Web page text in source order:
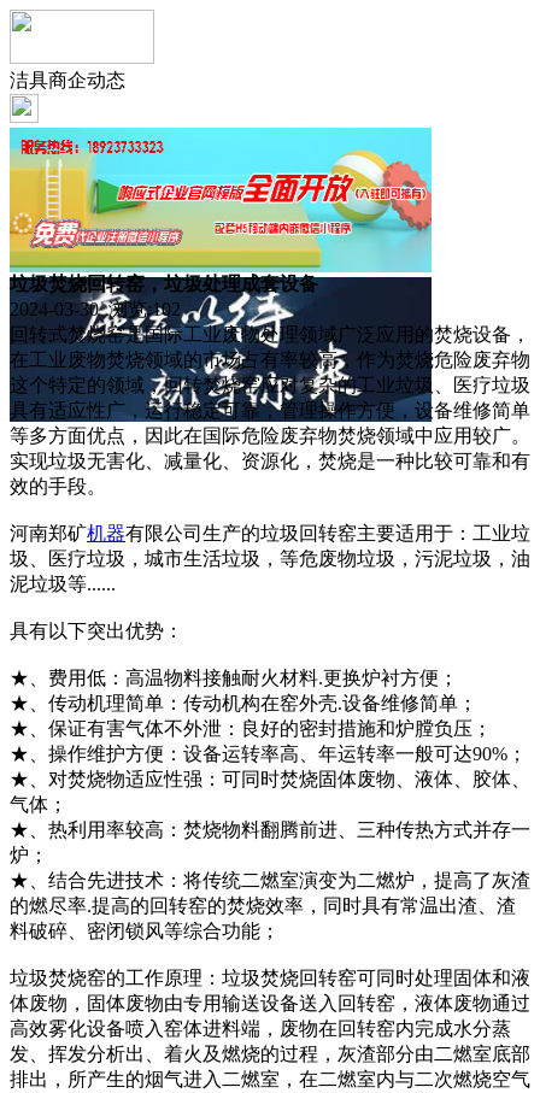
洁具商企动态
垃圾焚烧回转窑，垃圾处理成套设备
2024-03-30 浏览:102
回转式焚烧窑是国际工业废物处理领域广泛应用的焚烧设备，
在工业废物焚烧领域的市场占有率较高，作为焚烧危险废弃物
这个特定的领域，回转焚烧窑应对复杂的工业垃圾、医疗垃圾
具有适应性广，运行稳定可靠，管理操作方便，设备维修简单
等多方面优点，因此在国际危险废弃物焚烧领域中应用较广。
实现垃圾无害化、减量化、资源化，焚烧是一种比较可靠和有
效的手段。
河南郑矿机器有限公司生产的垃圾回转窑主要适用于：工业垃
圾、医疗垃圾，城市生活垃圾，等危废物垃圾，污泥垃圾，油
泥垃圾等......
具有以下突出优势：
★、费用低：高温物料接触耐火材料.更换炉衬方便；
★、传动机理简单：传动机构在窑外壳.设备维修简单；
★、保证有害气体不外泄：良好的密封措施和炉膛负压；
★、操作维护方便：设备运转率高、年运转率一般可达90%；
★、对焚烧物适应性强：可同时焚烧固体废物、液体、胶体、
气体；
★、热利用率较高：焚烧物料翻腾前进、三种传热方式并存一
炉；
★、结合先进技术：将传统二燃室演变为二燃炉，提高了灰渣
的燃尽率.提高的回转窑的焚烧效率，同时具有常温出渣、渣
料破碎、密闭锁风等综合功能；
垃圾焚烧窑的工作原理：垃圾焚烧回转窑可同时处理固体和液
体废物，固体废物由专用输送设备送入回转窑，液体废物通过
高效雾化设备喷入窑体进料端，废物在回转窑内完成水分蒸
发、挥发分析出、着火及燃烧的过程，灰渣部分由二燃室底部
排出，所产生的烟气进入二燃室，在二燃室内与二次燃烧空气